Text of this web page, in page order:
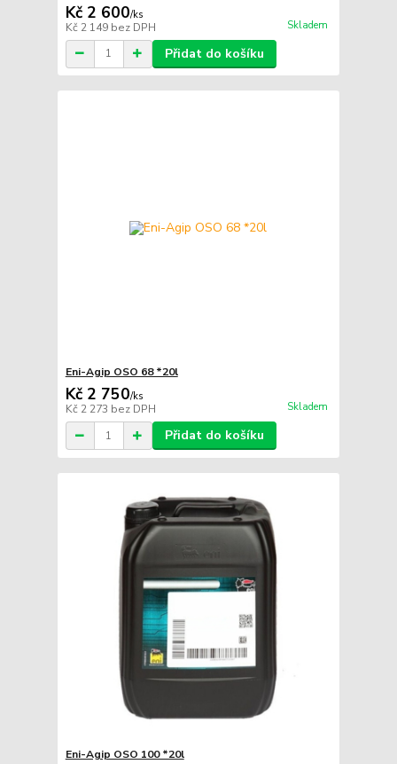
Kč 2 600/ks
Kč 2 149 bez DPH Skladem
Přidat do košíku
Eni-Agip OSO 68 *20l
Kč 2 750/ks
Kč 2 273 bez DPH Skladem
Přidat do košíku
Eni-Agip OSO 100 *20l